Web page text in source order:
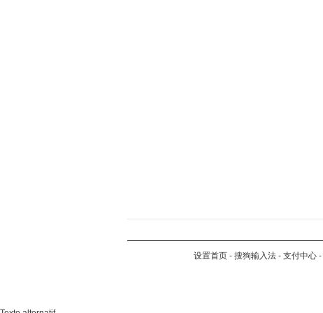
设置首页 - 搜狗输入法 - 支付中心 -